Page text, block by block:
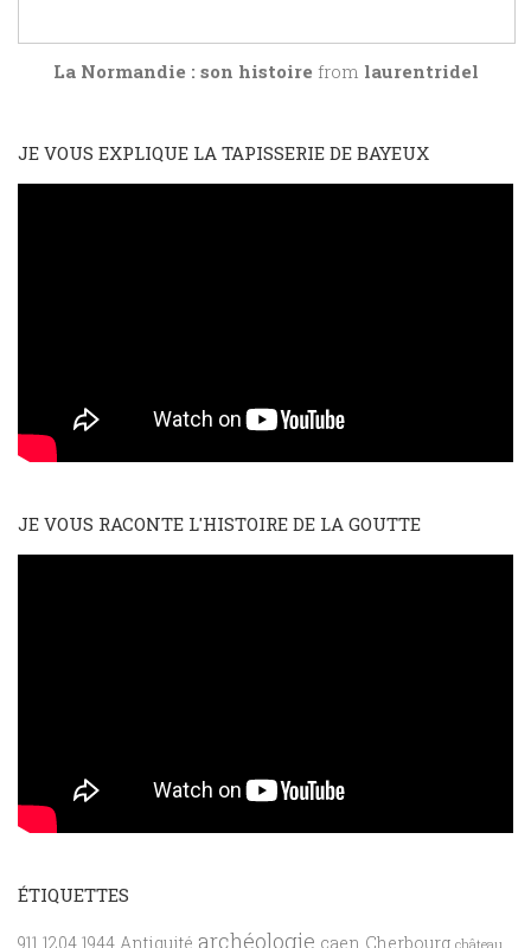
La Normandie : son histoire from laurentridel
JE VOUS EXPLIQUE LA TAPISSERIE DE BAYEUX
JE VOUS RACONTE L'HISTOIRE DE LA GOUTTE
ÉTIQUETTES
911 1204 1944 Antiquité archéologie caen Cherbourg château